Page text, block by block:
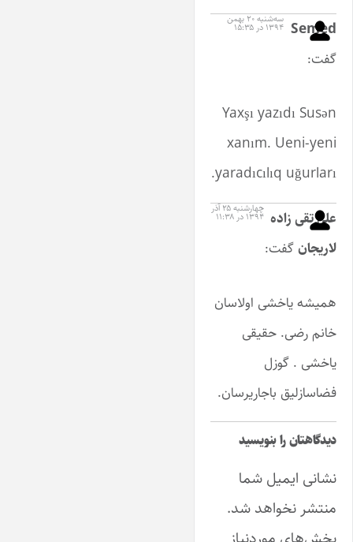
Semed
گفت:
سه‌شنبه ۲۰ بهمن
۱۳۹۴ در ۱۵:۳۵
Yaxşı yazıdı Susən
xanım. Ueni-yeni
yaradıcılıq uğurları.
علی تقی زاده
لاریجانگفت:
چهارشنبه ۲۵ آذر
۱۳۹۴ در ۱۱:۳۸
همیشه یاخشی اولاسان
خانم رضی. حقیقی
یاخشی . گوزل
فضاسازلیق باجاریرسان.
دیدگاهتان را بنویسید
نشانی ایمیل شما
منتشر نخواهد شد.